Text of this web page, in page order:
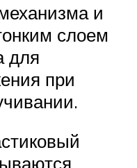
и
слоем
для
при